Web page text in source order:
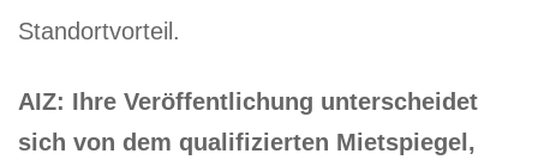
Standortvorteil.
AIZ: Ihre Veröffentlichung unterscheidet
sich von dem qualifizierten Mietspiegel,